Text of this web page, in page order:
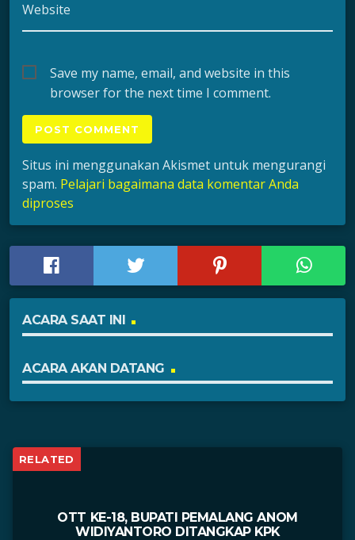
Website
Save my name, email, and website in this
browser for the next time I comment.
Situs ini menggunakan Akismet untuk mengurangi
spam. Pelajari bagaimana data komentar Anda
diproses
ACARA SAAT INI
ACARA AKAN DATANG
RELATED
OTT KE-18, BUPATI PEMALANG ANOM
WIDIYANTORO DITANGKAP KPK